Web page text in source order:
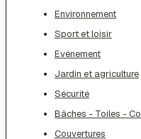
Environnement
Sport et loisir
Evénement
Jardin et agriculture
Sécurité
Bâches - Toiles -
Couvertures